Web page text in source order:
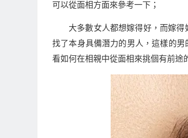
可以從面相方面來參考一下；
大多數女人都想嫁得好，而嫁
找了本身具備潛力的男人，這樣的
看如何在相親中從面相來挑個有前途